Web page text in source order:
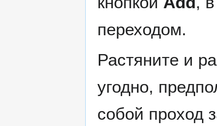
переходом.
Растяните и
угодно,
собой проход